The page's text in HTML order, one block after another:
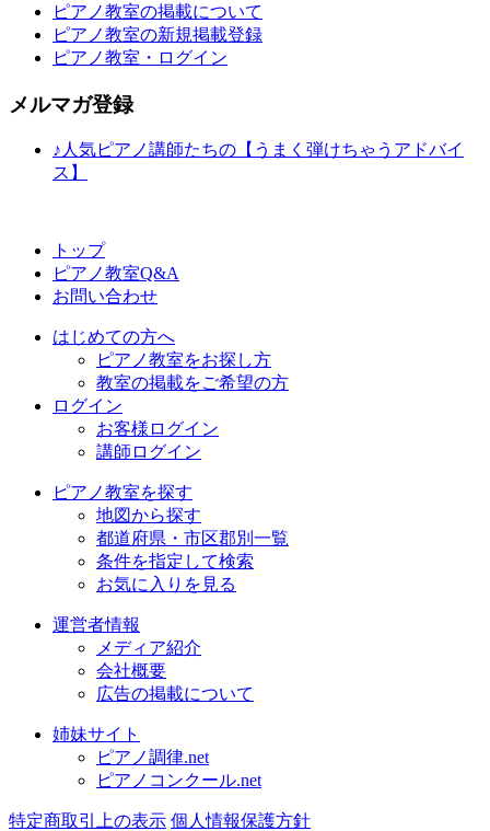
ピアノ教室の掲載について
ピアノ教室の新規掲載登録
ピアノ教室・ログイン
メルマガ登録
♪人気ピアノ講師たちの【うまく弾けちゃうアドバイ
ス】
トップ
ピアノ教室Q&A
お問い合わせ
はじめての方へ
ピアノ教室をお探し方
教室の掲載をご希望の方
ログイン
お客様ログイン
講師ログイン
ピアノ教室を探す
地図から探す
都道府県・市区郡別一覧
条件を指定して検索
お気に入りを見る
運営者情報
メディア紹介
会社概要
広告の掲載について
姉妹サイト
ピアノ調律.net
ピアノコンクール.net
特定商取引上の表示 個人情報保護方針